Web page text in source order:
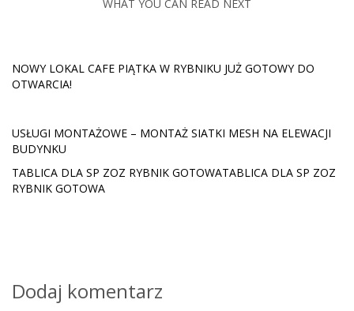
WHAT YOU CAN READ NEXT
NOWY LOKAL CAFE PIĄTKA W RYBNIKU JUŻ GOTOWY DO
OTWARCIA!
USŁUGI MONTAŻOWE – MONTAŻ SIATKI MESH NA ELEWACJI
BUDYNKU
TABLICA DLA SP ZOZ RYBNIK GOTOWATABLICA DLA SP ZOZ
RYBNIK GOTOWA
Dodaj komentarz